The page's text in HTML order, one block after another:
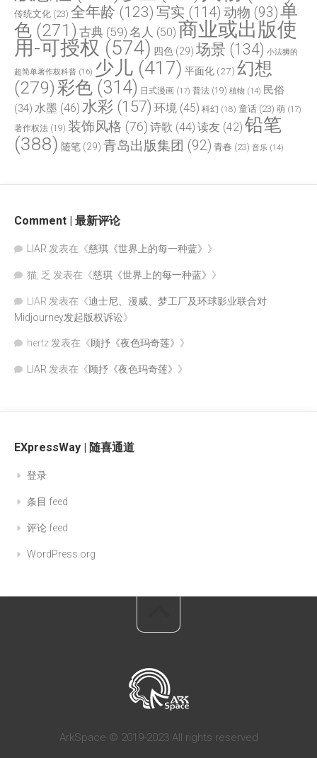
传统文化 (23) 全年龄 (123) 写实 (114) 动物 (93)单
色 (271) 古典 (59) 名人 (50) 商业或出版使
用-可授权 (574) 四色 (29) 场景 (134) 小法狮的
超简单著作权科普 (16) 少儿 (417) 平面化 (27) 幻想
(279) 彩色 (314) 日式漫画 (17) 普法 (19) 植物 (14) 民俗
(34) 水墨 (46) 水彩 (157) 环境 (45) 科幻 (18) 童话 (23) 萌 (17)
著作权法 (19) 装饰风格 (76) 诗歌 (44) 读友 (42) 铅笔
(388) 随笔 (29) 青岛出版集团 (92) 青春 (23) 音乐 (14)
Comment | 最新评论
LIAR 发表在《慈琪《世界上的每一种蓝》 》
猫, 乏 发表在《慈琪《世界上的每一种蓝》 》
LIAR 发表在《迪士尼、漫威、梦工厂及环球影业联合对
Midjourney发起版权诉讼》
hertz 发表在《顾抒《夜色玛奇莲》 》
LIAR 发表在《顾抒《夜色玛奇莲》 》
EXpressWay | 随喜通道
登录
条目 feed
评论 feed
WordPress.org
ArkSpace © 2019-2023 All rights reserved